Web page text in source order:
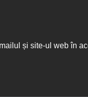
și site-ul web în